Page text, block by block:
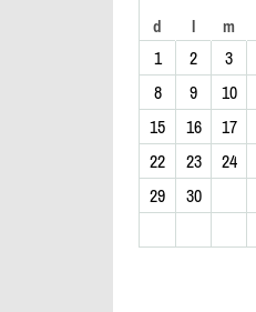
d l m
1 2 3
8
9 10
15
16 17
22
23 24
29
30